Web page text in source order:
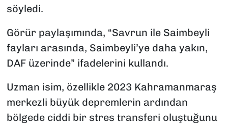
söyledi.
Görür paylaşımında, “Savrun ile Saimbeyli
fayları arasında, Saimbeyli’ye daha yakın,
DAF üzerinde” ifadelerini kullandı.
Uzman isim, özellikle 2023 Kahramanmaraş
merkezli büyük depremlerin ardından
bölgede ciddi bir stres transferi oluştuğunu